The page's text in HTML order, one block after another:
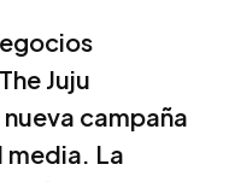
Juju
campaña
media. La